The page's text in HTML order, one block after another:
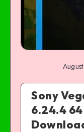
Sony
6.24.4